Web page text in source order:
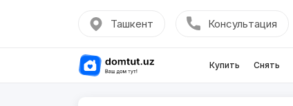
Ташкент Консультация
Купить Снять